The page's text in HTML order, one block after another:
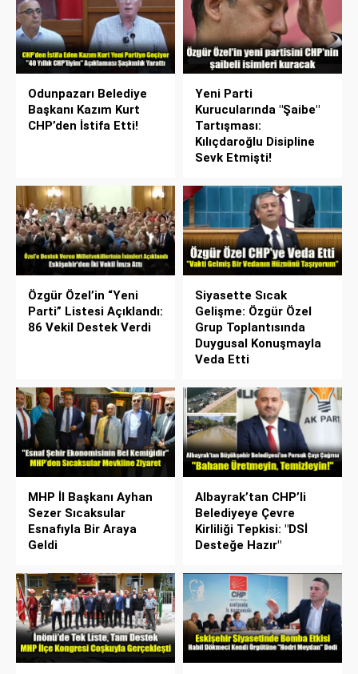
Odunpazarı Belediye
Başkanı Kazım Kurt
CHP’den İstifa Etti!
Yeni Parti
Kurucularında "Şaibe"
Tartışması:
Kılıçdaroğlu Disipline
Sevk Etmişti!
Özgür Özel’in “Yeni
Parti” Listesi Açıklandı:
86 Vekil Destek Verdi
Siyasette Sıcak
Gelişme: Özgür Özel
Grup Toplantısında
Duygusal Konuşmayla
Veda Etti
MHP İl Başkanı Ayhan
Sezer Sıcaksular
Esnafıyla Bir Araya
Geldi
Albayrak’tan CHP’li
Belediyeye Çevre
Kirliliği Tepkisi: "DSİ
Desteğe Hazır"